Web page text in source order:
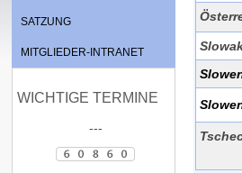
SATZUNG
MITGLIEDER-INTRANET
WICHTIGE TERMINE
---